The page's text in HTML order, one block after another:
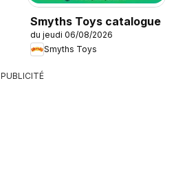
Smyths Toys catalogue
du jeudi 06/08/2026
Smyths Toys
PUBLICITÉ